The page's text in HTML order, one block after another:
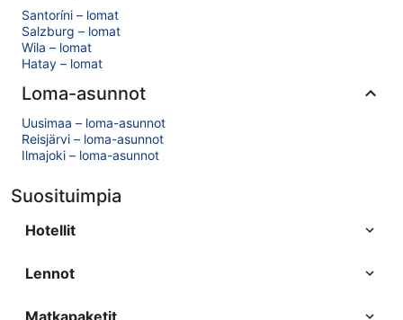
Santoríni – lomat
Salzburg – lomat
Wila – lomat
Hatay – lomat
Loma-asunnot
Uusimaa – loma-asunnot
Reisjärvi – loma-asunnot
Ilmajoki – loma-asunnot
Suosituimpia
Hotellit
Lennot